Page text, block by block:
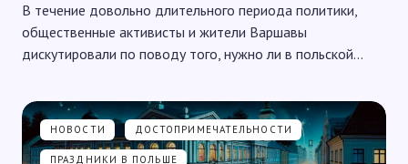
В течение довольно длительного периода политики,
общественные активисты и жители Варшавы
дискутировали по поводу того, нужно ли в польской…
НОВОСТИ ДОСТОПРИМЕЧАТЕЛЬНОСТИ
ПРАЗДНИКИ В ПОЛЬШЕ